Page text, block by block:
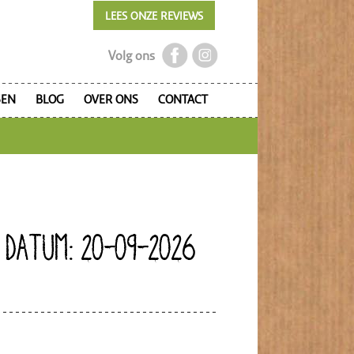
Volg ons
LEES ONZE REVIEWS
BLOG OVER ONS CONTACT
DATUM: 20-09-2026